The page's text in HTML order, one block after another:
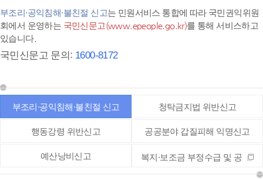
부조리·공익침해·불친절 신고는 민원서비스 통합에 따라 국민권익위원
회에서 운영하는 국민신문고(www.epeople.go.kr)를 통해 서비스하고
있습니다.
국민신문고 문의: 1600-8172
부조리·공익침해·불친절 신고 청탁금지법 위반신고
행동강령 위반신고 공공분야 갑질피해 익명신고
예산낭비신고 복지·보조금 부정수급 및 공